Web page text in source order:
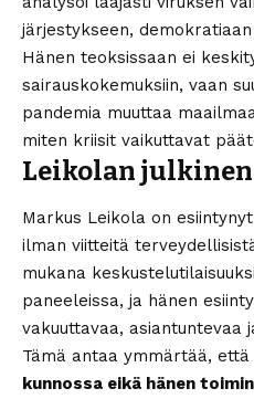
järjestykseen,
Hänen teoksissaan ei
sairauskokemuksiin, vaan
pandemia muuttaa
miten kriisit vaikuttavat
Leikolan
Markus Leikola on
ilman viitteitä
mukana
paneeleissa, ja hänen
vakuuttavaa, asiantuntevaa
Tämä antaa ymmärtää, että
kunnossa eikä hänen